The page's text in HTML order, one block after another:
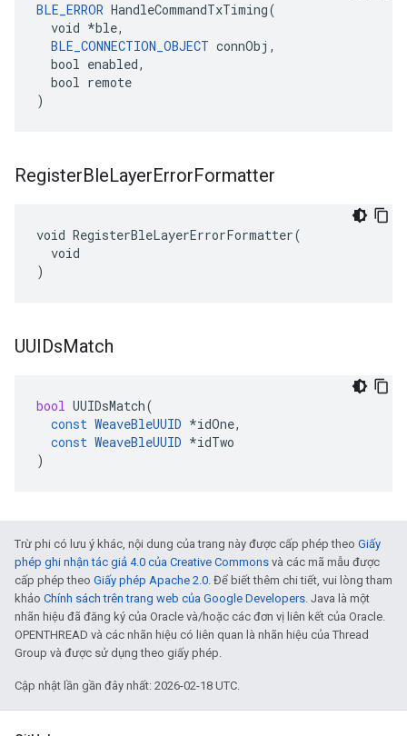
BLE_ERROR HandleCommandTxTiming(
  void *ble,
BLE_CONNECTION_OBJECT connObj,
  bool enabled,
  bool remote
)
RegisterBleLayerErrorFormatter
void RegisterBleLayerErrorFormatter(
  void
)
UUIDsMatch
bool UUIDsMatch(
const WeaveBleUUID *idOne,
const WeaveBleUUID *idTwo
)
Trừ phi có lưu ý khác, nội dung của trang này được cấp phép theo Giấy
phép ghi nhận tác giả 4.0 của Creative Commons và các mã mẫu được
cấp phép theo Giấy phép Apache 2.0. Để biết thêm chi tiết, vui lòng tham
khảo Chính sách trên trang web của Google Developers. Java là một
nhãn hiệu đã đăng ký của Oracle và/hoặc các đơn vị liên kết của Oracle.
OPENTHREAD và các nhãn hiệu có liên quan là nhãn hiệu của Thread
Group và được sử dụng theo giấy phép.
Cập nhật lần gần đây nhất: 2026-02-18 UTC.